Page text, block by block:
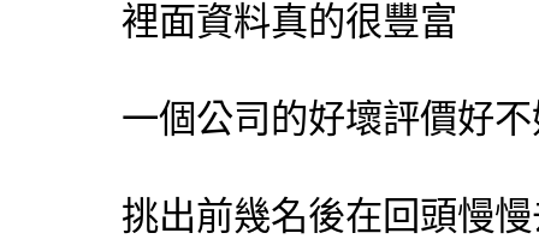
裡面資料真的很豐富
一個公司的好壞評價好
挑出前幾名後在回頭慢